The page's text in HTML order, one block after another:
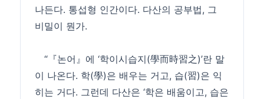
나든다. 통섭형 인간이다. 다산의 공부법, 그
비밀이 뭔가.
“『논어』에 ‘학이시습지(學而時習之)’란 말
이 나온다. 학(學)은 배우는 거고, 습(習)은 익
히는 거다. 그런데 다산은 ‘학은 배움이고, 습은